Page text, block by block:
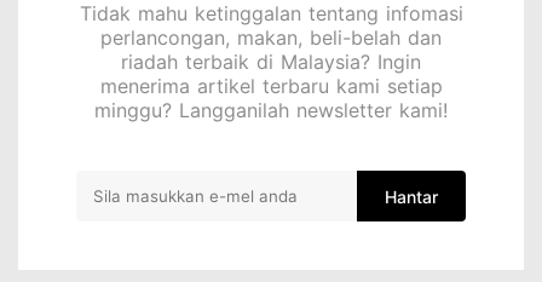
Tidak mahu ketinggalan tentang infomasi
perlancongan, makan, beli-belah dan
riadah terbaik di Malaysia? Ingin
menerima artikel terbaru kami setiap
minggu? Langganilah newsletter kami!
Hantar